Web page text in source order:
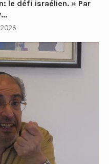
le défi israélien. » Par